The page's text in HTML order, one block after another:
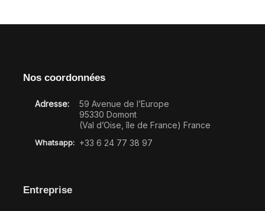
Nos coordonnées
Adresse:
59 Avenue de l’Europe
95330 Domont
(Val d’Oise, île de France) France
Whatsapp: +33 6 24 77 38 97
Entreprise